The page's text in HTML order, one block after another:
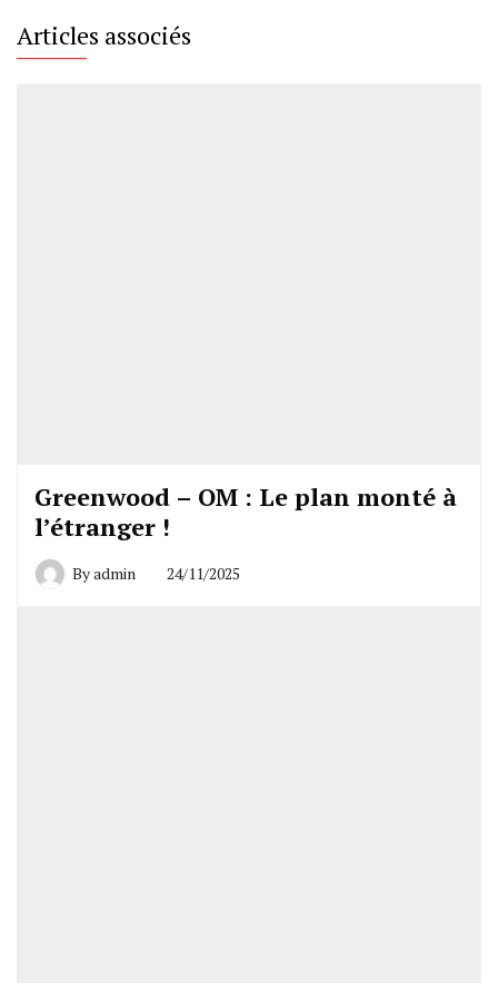
Articles associés
Greenwood – OM : Le plan monté à
l’étranger !
Byadmin 24/11/2025